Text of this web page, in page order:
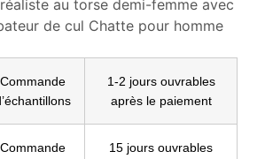
Commande
1-2 jours ouvrables
après le paiement
Commande
15 jours ouvrables